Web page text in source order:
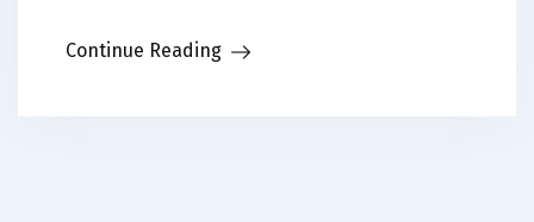
Continue Reading